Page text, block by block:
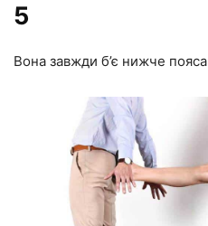
5
Вона завжди б’є нижче пояса